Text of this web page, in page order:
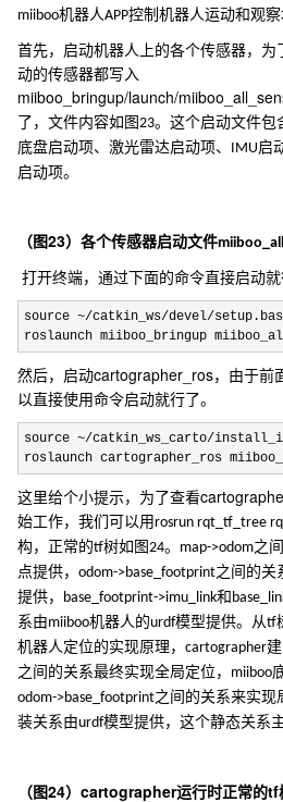
miiboo机器人APP控制机器人运动和观察
首先，启动机器人上的各个传感器，为
动的传感器都写入
miiboo_bringup/launch/
了，文件内容如图23。这个启动文件包
底盘启动项、激光雷达启动项、 IMU启
启动项。
（图23）各个传感器启动文件
打开终端，通过下面的命令直接启动就
source ~/catkin_ws/devel/
roslaunch miiboo_bringup
然后，启动cartographer_ros，由于前
以直接使用命令启动就行了。
source ~/catkin_ws_carto/
roslaunch cartographer_ros
这里给个小提示，为了查看
始工作，我们可以用rosrun rqt_tf_tree
构，正常的tf树如图24。 map->odom之
点提供，odom->base_footprint之间的关
提供， base_footprint->imu_link和
系由miiboo机器人的urdf模型提供。从tf
机器人定位的实现原理，cartographer
之间的关系最终实现全局定位， miiboo
odom->base_footprint之间的关系来实现
装关系由urdf模型提供，这个静态关系
（图24）cartographer运行时正常的tf